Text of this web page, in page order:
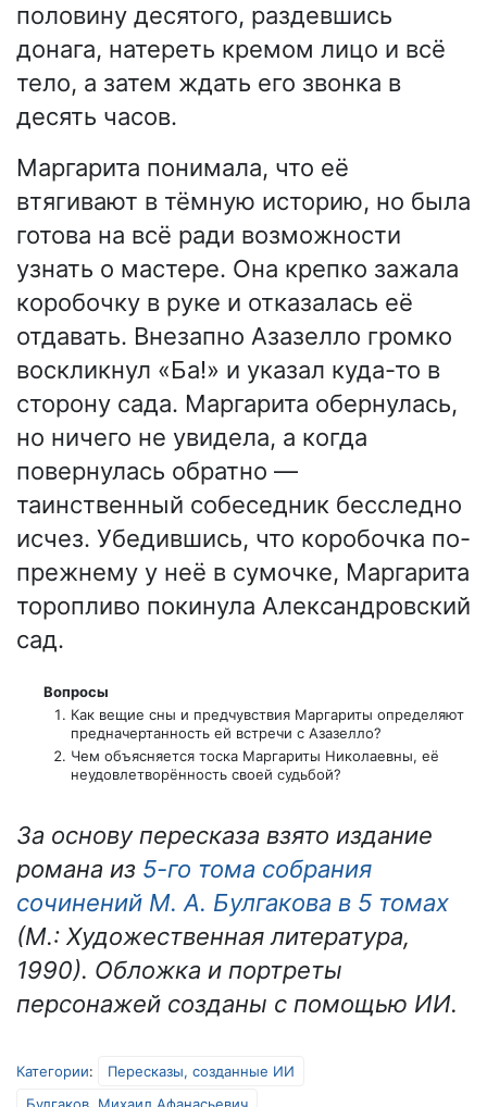
половину десятого, раздевшись
донага, натереть кремом лицо и всё
тело, а затем ждать его звонка в
десять часов.
Маргарита понимала, что её
втягивают в тёмную историю, но была
готова на всё ради возможности
узнать о мастере. Она крепко зажала
коробочку в руке и отказалась её
отдавать. Внезапно Азазелло громко
воскликнул «Ба!» и указал куда-то в
сторону сада. Маргарита обернулась,
но ничего не увидела, а когда
повернулась обратно —
таинственный собеседник бесследно
исчез. Убедившись, что коробочка по-
прежнему у неё в сумочке, Маргарита
торопливо покинула Александровский
сад.
Вопросы
Как вещие сны и предчувствия Маргариты определяют
предначертанность ей встречи с Азазелло?
Чем объясняется тоска Маргариты Николаевны, её
неудовлетворённость своей судьбой?
За основу пересказа взято издание
романа из 5-го тома собрания
сочинений М. А. Булгакова в 5 томах
(М.: Художественная литература,
1990). Обложка и портреты
персонажей созданы с помощью ИИ.
Категории:
Пересказы, созданные ИИ